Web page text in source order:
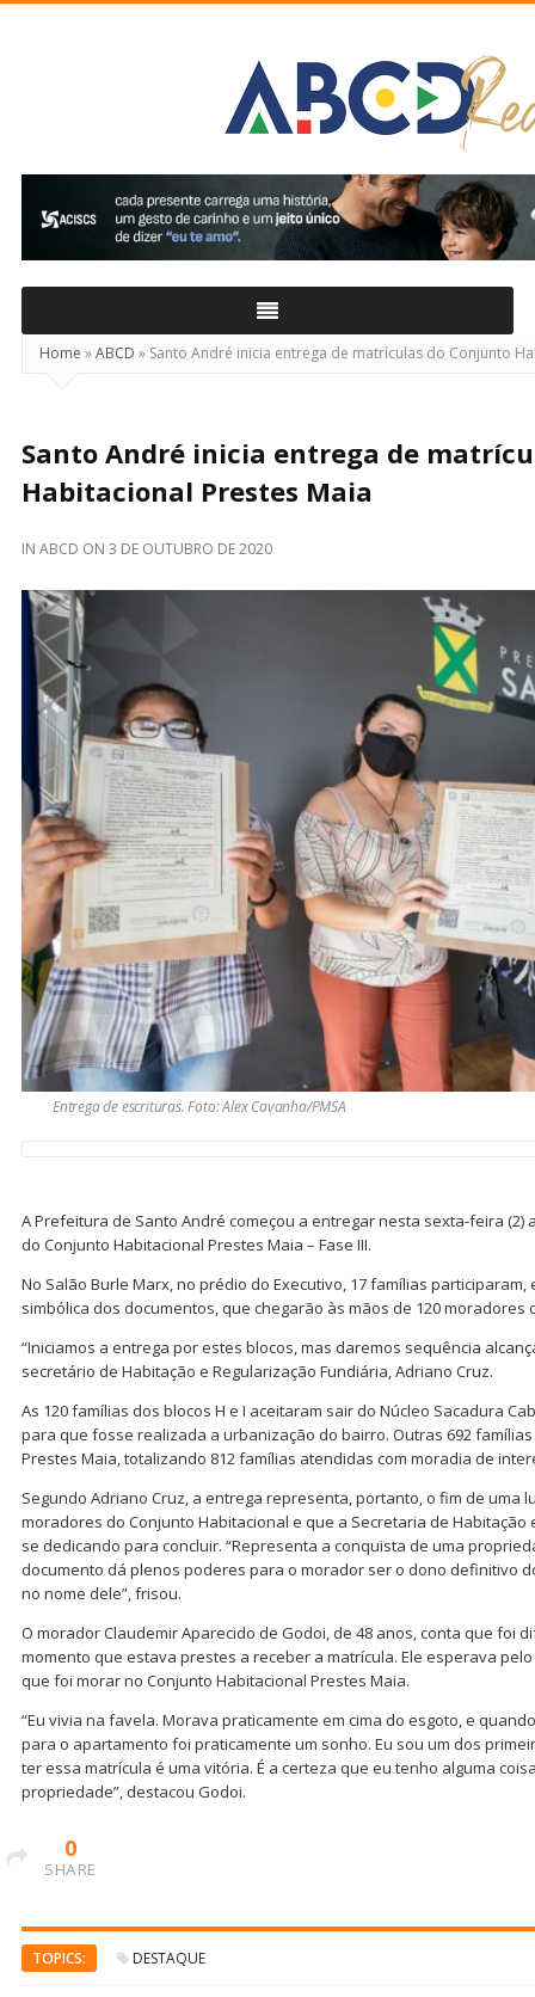
Home »ABCD » Santo André inicia entrega de matrículas do Conjunto
Santo André inicia entrega de
Habitacional Prestes Maia
IN ABCD ON 3 DE OUTUBRO DE 2020
Entrega de escrituras. Foto: Alex Cavanha/PMSA
A Prefeitura de Santo André começou a entregar nesta sexta-feira
do Conjunto Habitacional Prestes Maia – Fase III.
No Salão Burle Marx, no prédio do Executivo, 17 famílias
simbólica dos documentos, que chegarão às mãos de 120 moradores
“Iniciamos a entrega por estes blocos, mas daremos sequência
secretário de Habitação e Regularização Fundiária, Adriano Cruz.
As 120 famílias dos blocos H e I aceitaram sair do Núcleo Sacadura
para que fosse realizada a urbanização do bairro. Outras 692
Prestes Maia, totalizando 812 famílias atendidas com moradia de
Segundo Adriano Cruz, a entrega representa, portanto, o fim de uma
moradores do Conjunto Habitacional e que a Secretaria de Habitação
se dedicando para concluir. “Representa a conquista de uma
documento dá plenos poderes para o morador ser o dono definitivo
no nome dele”, frisou.
O morador Claudemir Aparecido de Godoi, de 48 anos, conta que foi
momento que estava prestes a receber a matrícula. Ele esperava
que foi morar no Conjunto Habitacional Prestes Maia.
“Eu vivia na favela. Morava praticamente em cima do esgoto, e
para o apartamento foi praticamente um sonho. Eu sou um dos
ter essa matrícula é uma vitória. É a certeza que eu tenho alguma
propriedade”, destacou Godoi.
0
SHARE
TOPICS: DESTAQUE